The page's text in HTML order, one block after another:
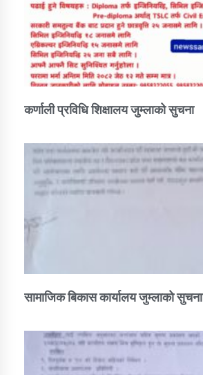
कर्णाली प्रविधि शिक्षालय जुम्लाको सुचना
सामाजिक बिकास कार्यालय जुम्लाकाे सुचना